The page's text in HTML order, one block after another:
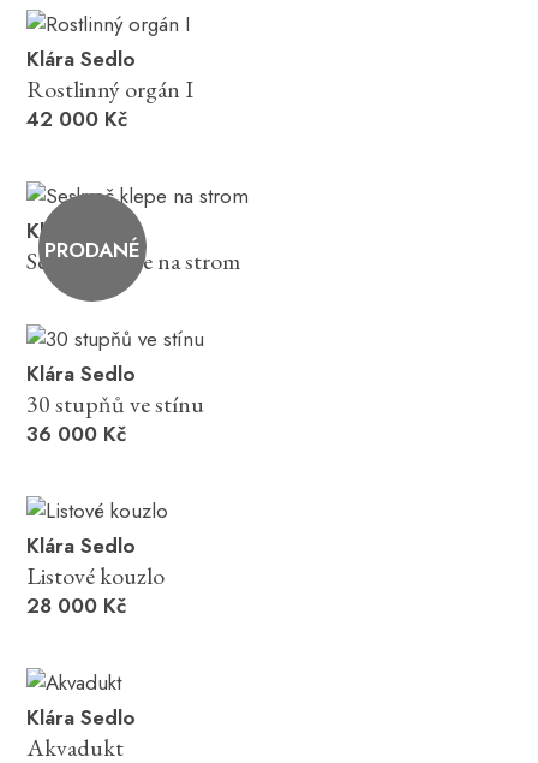
Klára Sedlo
Rostlinný orgán I
42 000 Kč
PRODANÉ
Klára Sedlo
Seskveč klepe na strom
Klára Sedlo
30 stupňů ve stínu
36 000 Kč
Klára Sedlo
Listové kouzlo
28 000 Kč
Klára Sedlo
Akvadukt